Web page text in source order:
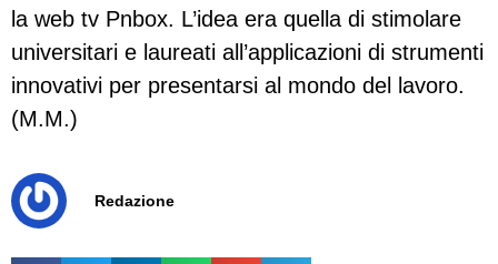
la web tv Pnbox. L’idea era quella di stimolare
universitari e laureati all’applicazioni di strumenti
innovativi per presentarsi al mondo del lavoro.
(M.M.)
Redazione